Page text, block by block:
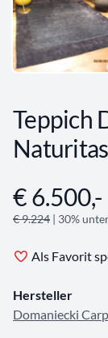
Teppich
Naturitas
€ 6.500,-
€ 9.224 | 30%
Als Favorit
Hersteller
Domaniecki